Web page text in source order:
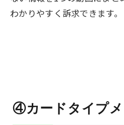
わかりやすく訴求できます。
④カードタイプ